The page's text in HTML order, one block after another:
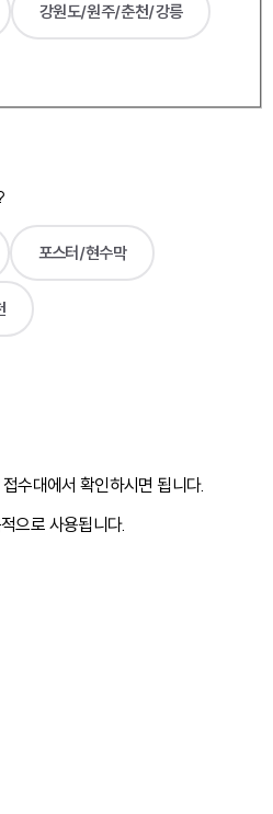
강원도/원주/춘천/강릉
포스터/현수막
수대에서 확인하시면 됩니다.
으로 사용됩니다.